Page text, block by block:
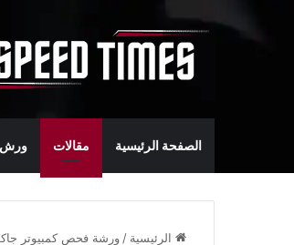
الصفحة الرئيسية مقالات ورش
الرئيسية / ورشة فحص كمبيوتر